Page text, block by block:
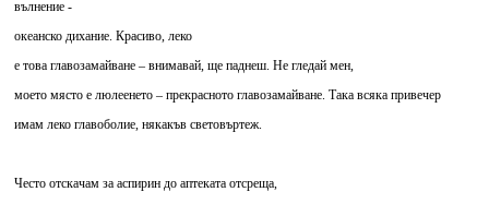
вълнение -
океанско дихание. Красиво, леко
е това главозамайване – внимавай, ще паднеш. Не гледай мен,
моето място е люлеенето – прекрасното главозамайване. Така всяка привечер
имам леко главоболие, някакъв световъртеж.
Често отскачам за аспирин до аптеката отсреща,